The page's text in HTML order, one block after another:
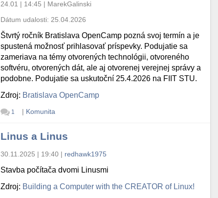
24.01 | 14:45 | MarekGalinski
Dátum udalosti: 25.04.2026
Štvrtý ročník Bratislava OpenCamp pozná svoj termín a je
spustená možnosť prihlasovať príspevky. Podujatie sa
zameriava na témy otvorených technológii, otvoreného
softvéru, otvorených dát, ale aj otvorenej verejnej správy a
podobne. Podujatie sa uskutoční 25.4.2026 na FIIT STU.
Zdroj: Bratislava OpenCamp
1 | Komunita
Linus a Linus
30.11.2025 | 19:40 | redhawk1975
Stavba počítača dvomi Linusmi
Zdroj: Building a Computer with the CREATOR of Linux!